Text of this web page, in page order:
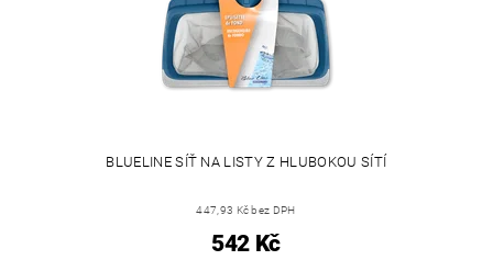
BLUELINE SÍŤ NA LISTY Z HLUBOKOU SÍTÍ
447,93 Kč bez DPH
542 Kč